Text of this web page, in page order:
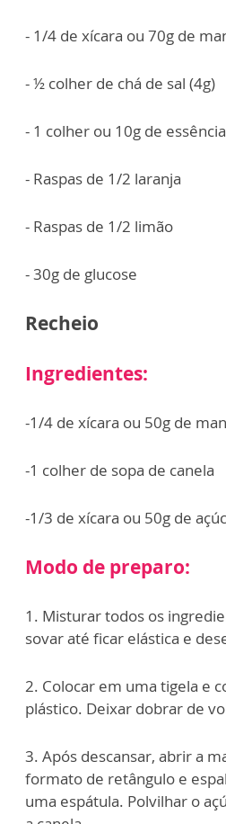
- 1/4 de xícara ou 70g de
- ½ colher de chá de sal (4g)
- 1 colher ou 10g de
- Raspas de 1/2 laranja
- Raspas de 1/2 limão
- 30g de glucose
Recheio
Ingredientes:
-1/4 de xícara ou 50g de
-1 colher de sopa de canela
-1/3 de xícara ou 50g de
Modo de preparo:
1. Misturar todos os
sovar até ficar elástica e
2. Colocar em uma tigela e
plástico. Deixar dobrar de
3. Após descansar, abrir a
formato de retângulo e
uma espátula. Polvilhar o